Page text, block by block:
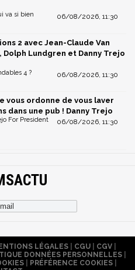
06/08/2026, 11:30
va si bien
2 avec Jean-Claude Van
Dolph Lundgren et Danny Trejo
06/08/2026, 11:30
4 ?
vous ordonne de vous laver
dans une pub ! Danny Trejo
06/08/2026, 11:30
For President
LÉGALES| CGU| CGV|
DONNÉES PERSONNELLES
PRÉFÉRENCE COOKIES